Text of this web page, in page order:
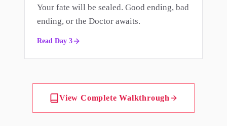
Your fate will be sealed. Good ending, bad
ending, or the Doctor awaits.
Read Day 3
View Complete Walkthrough